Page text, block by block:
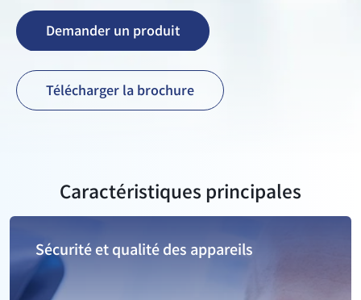
Demander un produit
Télécharger la brochure
Caractéristiques principales
Sécurité et qualité des appareils